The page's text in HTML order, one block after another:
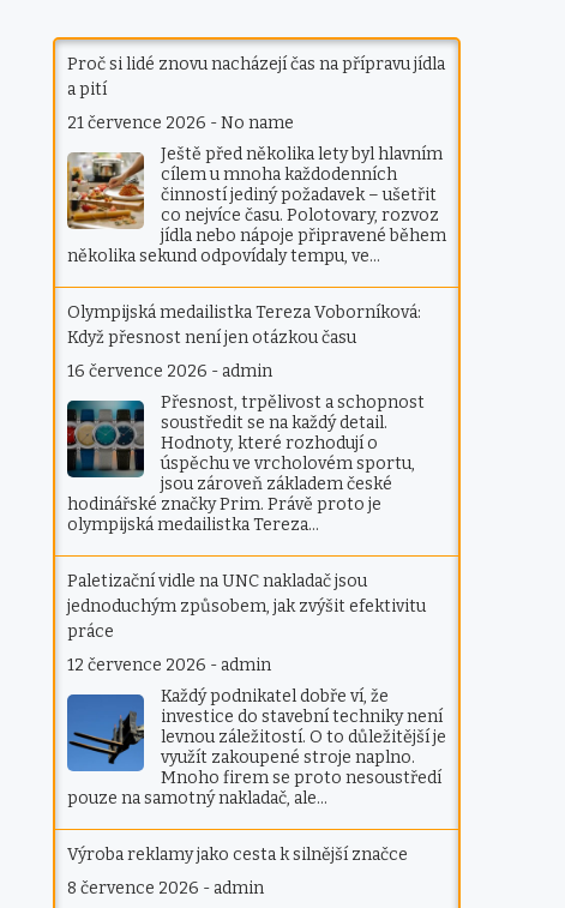
Proč si lidé znovu nacházejí čas na přípravu jídla
a pití
21 července 2026 -No name
Ještě před několika lety byl hlavním
cílem u mnoha každodenních
činností jediný požadavek – ušetřit
co nejvíce času. Polotovary, rozvoz
jídla nebo nápoje připravené během
několika sekund odpovídaly tempu, ve…
Olympijská medailistka Tereza Voborníková:
Když přesnost není jen otázkou času
16 července 2026 - admin
Přesnost, trpělivost a schopnost
soustředit se na každý detail.
Hodnoty, které rozhodují o
úspěchu ve vrcholovém sportu,
jsou zároveň základem české
hodinářské značky Prim. Právě proto je
olympijská medailistka Tereza…
Paletizační vidle na UNC nakladač jsou
jednoduchým způsobem, jak zvýšit efektivitu
práce
12 července 2026 - admin
Každý podnikatel dobře ví, že
investice do stavební techniky není
levnou záležitostí. O to důležitější je
využít zakoupené stroje naplno.
Mnoho firem se proto nesoustředí
pouze na samotný nakladač, ale…
Výroba reklamy jako cesta k silnější značce
8 července 2026 - admin